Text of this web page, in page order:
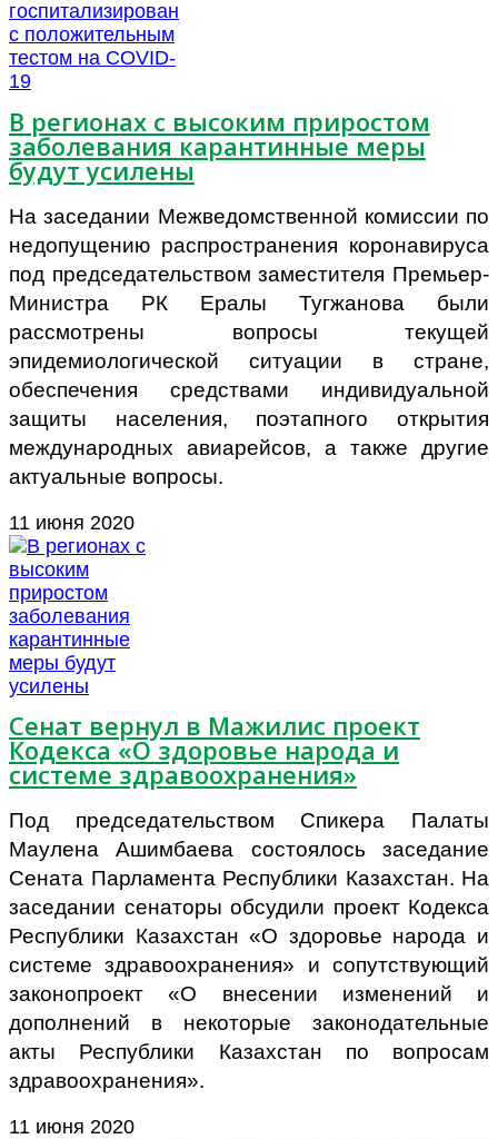
В регионах с высоким приростом
заболевания карантинные меры
будут усилены
На заседании Межведомственной комиссии по
недопущению распространения коронавируса
под председательством заместителя Премьер-
Министра РК Ералы Тугжанова были
рассмотрены вопросы текущей
эпидемиологической ситуации в стране,
обеспечения средствами индивидуальной
защиты населения, поэтапного открытия
международных авиарейсов, а также другие
актуальные вопросы.
11 июня 2020
Сенат вернул в Мажилис проект
Кодекса «О здоровье народа и
системе здравоохранения»
Под председательством Спикера Палаты
Маулена Ашимбаева состоялось заседание
Сената Парламента Республики Казахстан. На
заседании сенаторы обсудили проект Кодекса
Республики Казахстан «О здоровье народа и
системе здравоохранения» и сопутствующий
законопроект «О внесении изменений и
дополнений в некоторые законодательные
акты Республики Казахстан по вопросам
здравоохранения».
11 июня 2020